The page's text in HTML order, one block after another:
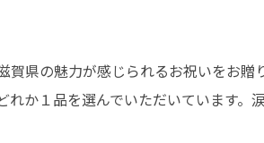
県の魅力が感じられるお祝いをお贈
か１品を選んでいただいています。涙